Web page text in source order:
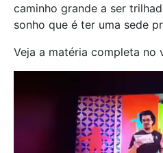
caminho grande a ser
sonho que é ter uma sede
Veja a matéria completa no